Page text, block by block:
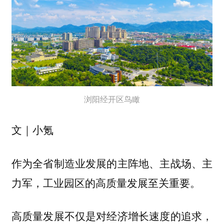
浏阳经开区鸟瞰
文｜小氪
作为全省制造业发展的主阵地、主战场、主
力军，工业园区的高质量发展至关重要。
高质量发展不仅是对经济增长速度的追求，